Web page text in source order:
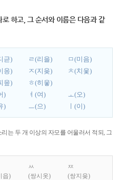
하고, 그 순서와 이름은 다음과 같
귿) ㄹ(리을)
ㅁ(미음)
응) ㅈ(지읒)
ㅊ(치읓)
읖)
ㅎ(히읗)
) ㅕ(여)
ㅗ(오)
) ㅡ(으) ㅣ(이)
는 두 개 이상의 자모를 어울러서 적되, 그
읍)
ㅆ
(쌍시옷)
ㅉ
(쌍지읒)